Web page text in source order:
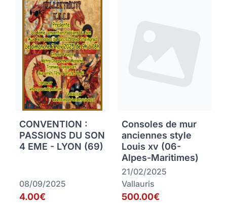
CONVENTION :
PASSIONS DU SON
4 EME - LYON (69)
08/09/2025
4.00€
Consoles de mur
anciennes style
Louis xv (06-
Alpes-Maritimes)
21/02/2025
Vallauris
500.00€